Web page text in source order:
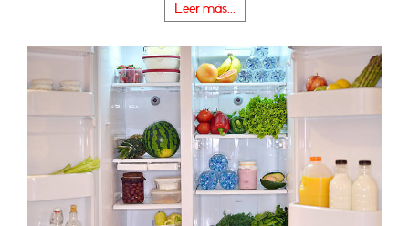
Leer más...